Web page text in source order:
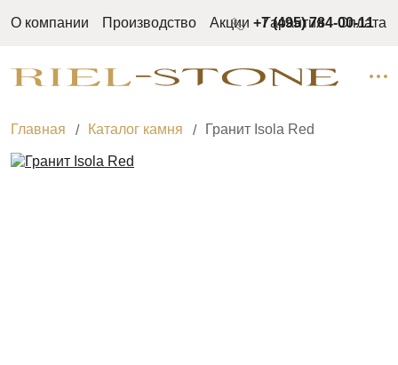
О компании Производство Акции Гарантия Оплата
+7 (495) 784-00-11
Главная Каталог камня Гранит Isola Red